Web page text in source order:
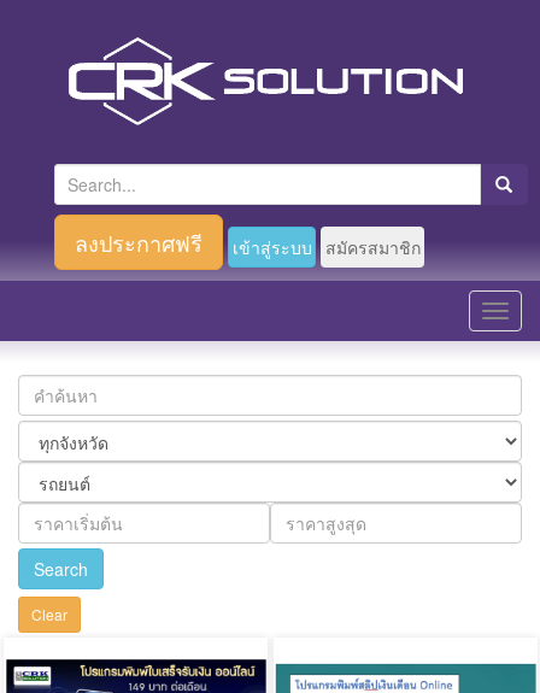
e
r
o
r
:
ลงประกาศฟรี เข้าสู่ระบบ สมัครสมาชิก
T
o
g
e
n
Search
Clear